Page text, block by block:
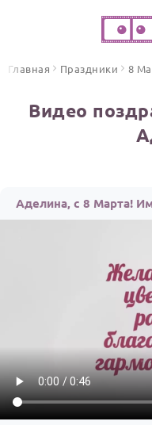
Открытки
С Днем рождения
Свадьба
Годовщина свадьбы
Календарь
ИНСТРУМЕНТЫ
ОТЗЫВЫ
Главная Праздники 8
Видео
Аделина, с 8 Марта!